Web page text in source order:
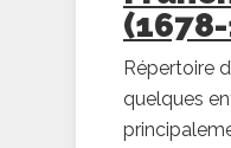
Répertoire
quelques